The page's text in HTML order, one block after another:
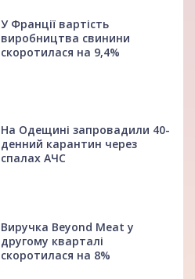
У Франції вартість
виробництва свинини
скоротилася на 9,4%
На Одещині запровадили 40-
денний карантин через
спалах АЧС
Виручка Beyond Meat у
другому кварталі
скоротилася на 8%